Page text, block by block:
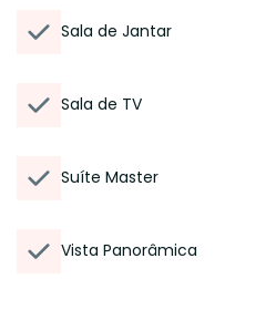
Sala de Jantar
Sala de TV
Suíte Master
Vista Panorâmica